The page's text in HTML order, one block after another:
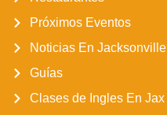
Próximos Eventos
Noticias En Jacksonville
Guías
Clases de Ingles En Jax